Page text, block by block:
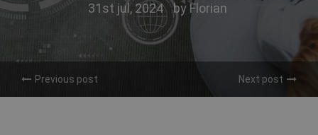
31st jul, 2024 by Florian
Previous post Next post